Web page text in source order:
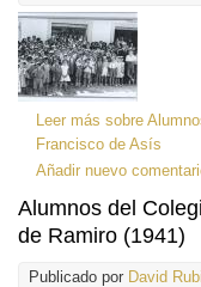
Leer más sobre
Francisco de Asís
Añadir nuevo
Alumnos del
de Ramiro (1941)
Publicado por David